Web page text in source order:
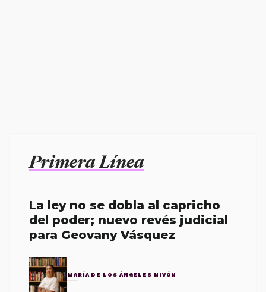
Primera Línea
La ley no se dobla al capricho
del poder; nuevo revés judicial
para Geovany Vásquez
MARÍA DE LOS ÁNGELES NIVÓN